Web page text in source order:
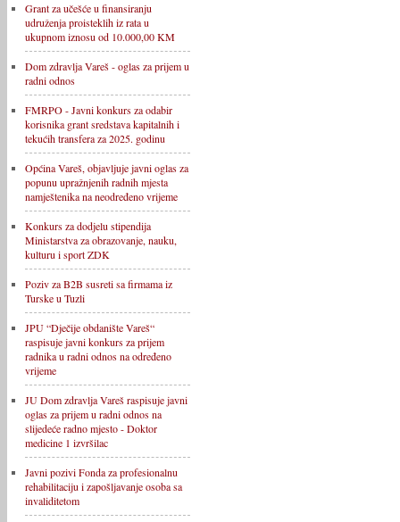
Grant za učešće u finansiranju
udruženja proisteklih iz rata u
ukupnom iznosu od 10.000,00 KM
Dom zdravlja Vareš - oglas za prijem u
radni odnos
FMRPO - Javni konkurs za odabir
korisnika grant sredstava kapitalnih i
tekućih transfera za 2025. godinu
Općina Vareš, objavljuje javni oglas za
popunu upražnjenih radnih mjesta
namještenika na neodređeno vrijeme
Konkurs za dodjelu stipendija
Ministarstva za obrazovanje, nauku,
kulturu i sport ZDK
Poziv za B2B susreti sa firmama iz
Turske u Tuzli
JPU “Dječije obdanište Vareš“
raspisuje javni konkurs za prijem
radnika u radni odnos na određeno
vrijeme
JU Dom zdravlja Vareš raspisuje javni
oglas za prijem u radni odnos na
slijedeće radno mjesto - Doktor
medicine 1 izvršilac
Javni pozivi Fonda za profesionalnu
rehabilitaciju i zapošljavanje osoba sa
invaliditetom